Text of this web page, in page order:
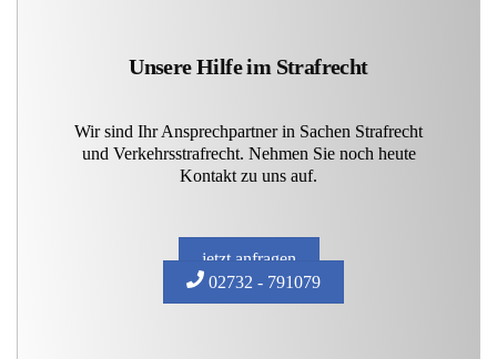
Unsere Hilfe im Strafrecht
Wir sind Ihr Ansprechpartner in Sachen Strafrecht
und Verkehrsstrafrecht. Nehmen Sie noch heute
Kontakt zu uns auf.
jetzt anfragen
02732 - 791079